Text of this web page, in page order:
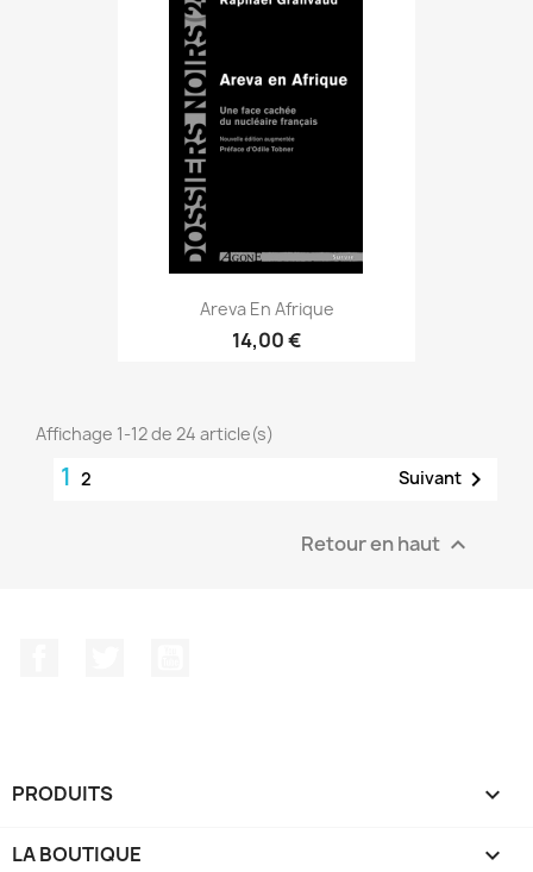
Areva En Afrique
14,00 €
Affichage 1-12 de 24 article(s)
1 2 Suivant 
Retour en haut 
PRODUITS 
LA BOUTIQUE 